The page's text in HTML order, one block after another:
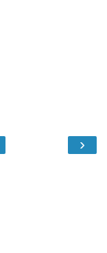
›